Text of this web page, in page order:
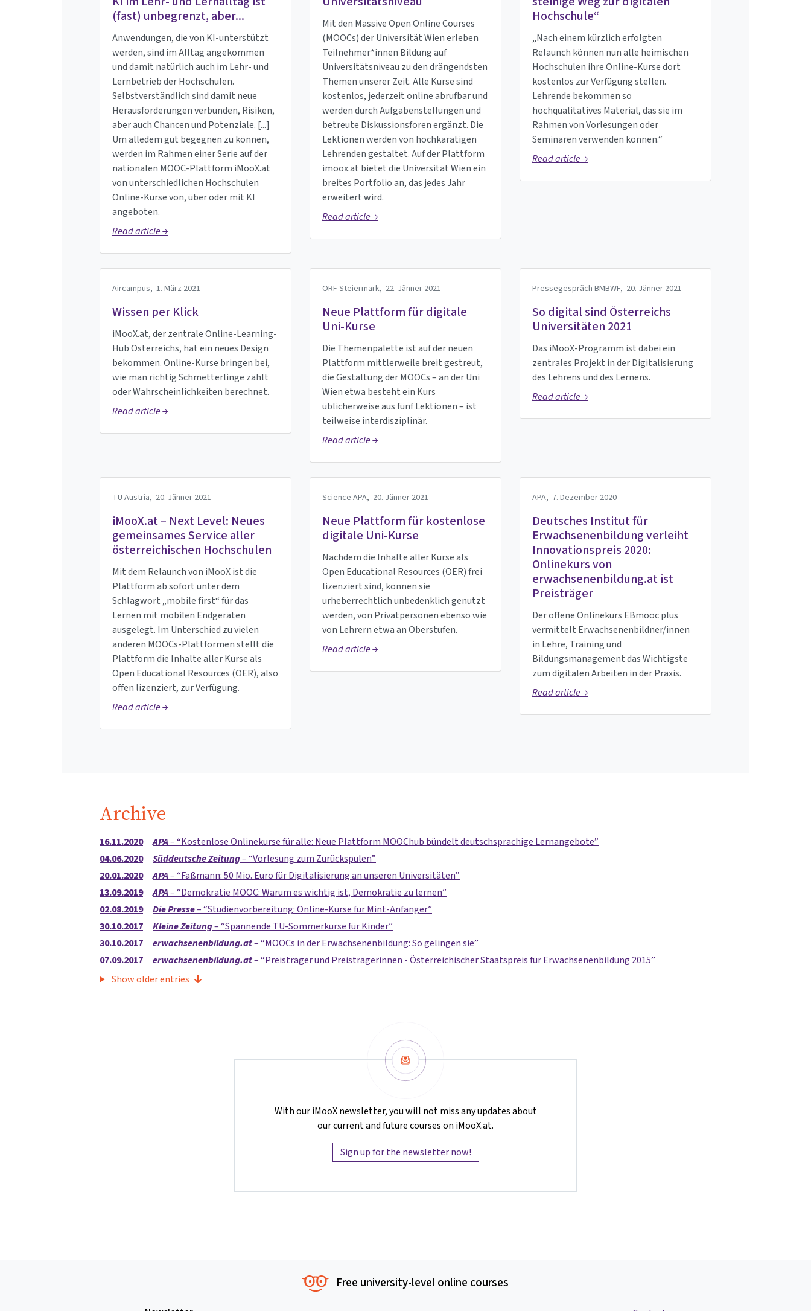
(fast) unbegrenzt, aber...
Anwendungen, die von KI-unterstützt
werden, sind im Alltag angekommen
und damit natürlich auch im Lehr- und
Lernbetrieb der Hochschulen.
Selbstverständlich sind damit neue
Herausforderungen verbunden, Risiken,
aber auch Chancen und Potenziale. [...]
Um alledem gut begegnen zu können,
werden im Rahmen einer Serie auf der
nationalen MOOC-Plattform iMooX.at
von unterschiedlichen Hochschulen
Online-Kurse von, über oder mit KI
angeboten.
Read article →
Mit den Massive Open Online Courses
(MOOCs) der Universität Wien erleben
Teilnehmer*innen Bildung auf
Universitätsniveau zu den drängendsten
Themen unserer Zeit. Alle Kurse sind
kostenlos, jederzeit online abrufbar und
werden durch Aufgabenstellungen und
betreute Diskussionsforen ergänzt. Die
Lektionen werden von hochkarätigen
Lehrenden gestaltet. Auf der Plattform
imoox.at bietet die Universität Wien ein
breites Portfolio an, das jedes Jahr
erweitert wird.
Read article →
Hochschule“
„Nach einem kürzlich erfolgten
Relaunch können nun alle heimischen
Hochschulen ihre Online-Kurse dort
kostenlos zur Verfügung stellen.
Lehrende bekommen so
hochqualitatives Material, das sie im
Rahmen von Vorlesungen oder
Seminaren verwenden können.“
Read article →
Aircampus, 1. März 2021
Wissen per Klick
iMooX.at, der zentrale Online-Learning-
Hub Österreichs, hat ein neues Design
bekommen. Online-Kurse bringen bei,
wie man richtig Schmetterlinge zählt
oder Wahrscheinlichkeiten berechnet.
Read article →
ORF Steiermark, 22. Jänner 2021
Neue Plattform für digitale
Uni-Kurse
Die Themenpalette ist auf der neuen
Plattform mittlerweile breit gestreut,
die Gestaltung der MOOCs – an der Uni
Wien etwa besteht ein Kurs
üblicherweise aus fünf Lektionen – ist
teilweise interdisziplinär.
Read article →
Pressegespräch BMBWF, 20. Jänner 2021
So digital sind Österreichs
Universitäten 2021
Das iMooX-Programm ist dabei ein
zentrales Projekt in der Digitalisierung
des Lehrens und des Lernens.
Read article →
TU Austria, 20. Jänner 2021
iMooX.at – Next Level: Neues
gemeinsames Service aller
österreichischen Hochschulen
Mit dem Relaunch von iMooX ist die
Plattform ab sofort unter dem
Schlagwort „mobile first“ für das
Lernen mit mobilen Endgeräten
ausgelegt. Im Unterschied zu vielen
anderen MOOCs-Plattformen stellt die
Plattform die Inhalte aller Kurse als
Open Educational Resources (OER), also
offen lizenziert, zur Verfügung.
Read article →
Science APA, 20. Jänner 2021
Neue Plattform für kostenlose
digitale Uni-Kurse
Nachdem die Inhalte aller Kurse als
Open Educational Resources (OER) frei
lizenziert sind, können sie
urheberrechtlich unbedenklich genutzt
werden, von Privatpersonen ebenso wie
von Lehrern etwa an Oberstufen.
Read article →
APA, 7. Dezember 2020
Deutsches Institut für
Erwachsenenbildung verleiht
Innovationspreis 2020:
Onlinekurs von
erwachsenenbildung.at ist
Preisträger
Der offene Onlinekurs EBmooc plus
vermittelt Erwachsenenbildner/innen
in Lehre, Training und
Bildungsmanagement das Wichtigste
zum digitalen Arbeiten in der Praxis.
Read article →
Archive
16.11.2020 APA– Kostenlose Onlinekurse für alle: Neue Plattform MOOChub bündelt deutschsprachige Lernangebote
04.06.2020
Süddeutsche Zeitung– Vorlesung zum Zurückspulen
20.01.2020
APA– Faßmann: 50 Mio. Euro für Digitalisierung an unseren Universitäten
13.09.2019
APA– Demokratie MOOC: Warum es wichtig ist, Demokratie zu lernen
02.08.2019
Die Presse– Studienvorbereitung: Online-Kurse für Mint-Anfänger
30.10.2017
Kleine Zeitung– Spannende TU-Sommerkurse für Kinder
30.10.2017
erwachsenenbildung.at– MOOCs in der Erwachsenenbildung: So gelingen sie
07.09.2017
erwachsenenbildung.at– Preisträger und Preisträgerinnen - Österreichischer Staatspreis für Erwachsenenbildung 2015
Show older entries
Newsletter
With our iMooX newsletter, you will not miss any updates about
our current and future courses on iMooX.at.
Sign up for the newsletter now!
Free university-level online courses